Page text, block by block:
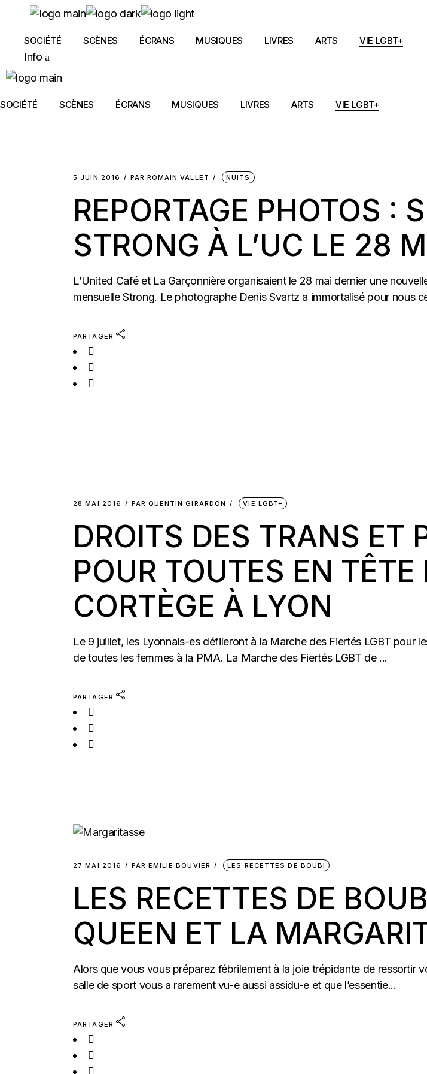
contentSOCIÉTÉ SCÈNES ÉCRANS MUSIQUES LIVRES ARTS VIE LGBT+
Info
SOCIÉTÉ SCÈNES ÉCRANS MUSIQUES LIVRES ARTS VIE LGBT+
5 JUIN 2016 PAR ROMAIN VALLET NUITS
REPORTAGE PHOTOS :
STRONG À L’UC LE 28
L’United Café et La Garçonnière organisaient le 28 mai dernier une
mensuelle Strong. Le photographe Denis Svartz a immortalisé pour nous
PARTAGER
28 MAI 2016 PAR QUENTIN GIRARDON VIE LGBT+
DROITS DES TRANS ET
POUR TOUTES EN TÊTE
CORTÈGE À LYON
Le 9 juillet, les Lyonnais-es défileront à la Marche des Fiertés LGBT pour
de toutes les femmes à la PMA. La Marche des Fiertés LGBT de ...
PARTAGER
27 MAI 2016 PAR ÉMILIE BOUVIER LES RECETTES DE BOUBI
LES RECETTES DE
QUEEN ET LA
Alors que vous vous préparez fébrilement à la joie trépidante de ressortir
salle de sport vous a rarement vu-e aussi assidu-e et que l’essentie...
PARTAGER